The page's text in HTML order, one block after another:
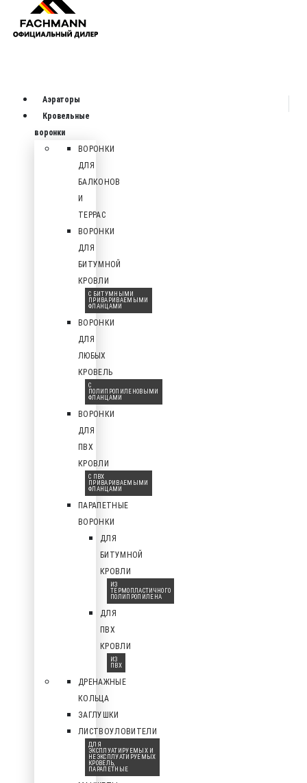
Аэраторы
Кровельные
воронки
ВОРОНКИ
ДЛЯ
БАЛКОНОВ
И
ТЕРРАС
ВОРОНКИ
ДЛЯ
БИТУМНОЙ
КРОВЛИ
С БИТУМНЫМИ
ПРИВАРИВАЕМЫМИ
ФЛАНЦАМИ
ВОРОНКИ
ДЛЯ
ЛЮБЫХ
КРОВЕЛЬ
С
ПОЛИПРОПИЛЕНОВЫМИ
ФЛАНЦАМИ
ВОРОНКИ
ДЛЯ
ПВХ
КРОВЛИ
С ПВХ
ПРИВАРИВАЕМЫМИ
ФЛАНЦАМИ
ПАРАПЕТНЫЕ
ВОРОНКИ
ДЛЯ
БИТУМНОЙ
КРОВЛИ
ИЗ
ТЕРМОПЛАСТИЧНОГО
ПОЛИПРОПИЛЕНА
ДЛЯ
ПВХ
КРОВЛИ
ИЗ
ПВХ
ДРЕНАЖНЫЕ
КОЛЬЦА
ЗАГЛУШКИ
ЛИСТВОУЛОВИТЕЛИ
ДЛЯ
ЭКСПЛУАТИРУЕМЫХ И
НЕЭКСПЛУАТИРУЕМЫХ
КРОВЕЛЬ,
ПАРАПЕТНЫЕ